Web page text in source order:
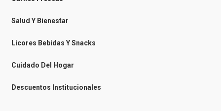
s
s
n
g
r
Salud Y Bienestar
Licores Bebidas Y Snacks
Cuidado Del Hogar
Descuentos Institucionales